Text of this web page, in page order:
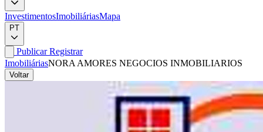
InvestimentosImobiliáriasMapa
PT
PublicarRegistrar
ImobiliáriasNORA AMORES NEGOCIOS INMOBILIARIOS
Voltar